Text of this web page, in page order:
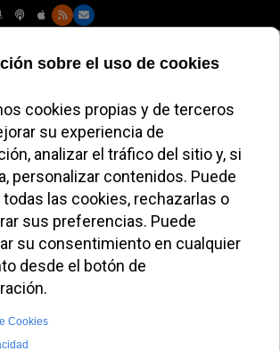
León XIV
la
como
crucial